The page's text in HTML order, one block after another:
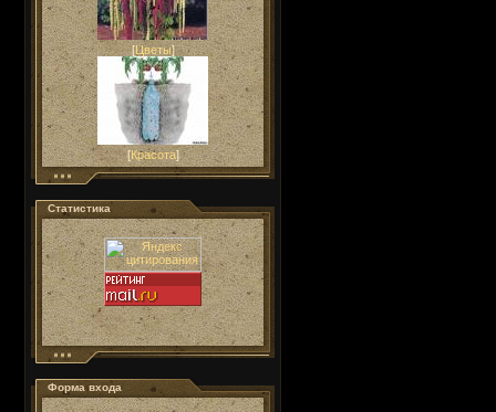
[Цветы]
[Красота]
Статистика
Форма входа